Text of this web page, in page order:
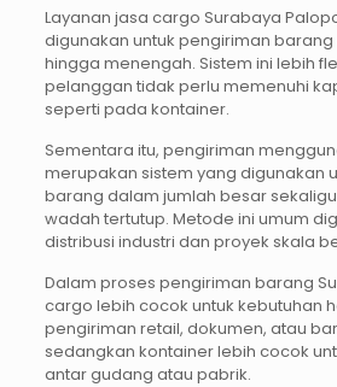
Layanan jasa cargo Surabaya
digunakan untuk pengiriman
hingga menengah. Sistem ini lebih
pelanggan tidak perlu memenuhi
seperti pada kontainer.
Sementara itu, pengiriman
merupakan sistem yang digunakan
barang dalam jumlah besar
wadah tertutup. Metode ini umum
distribusi industri dan proyek skala
Dalam proses pengiriman barang
cargo lebih cocok untuk kebutuhan
pengiriman retail, dokumen, atau
sedangkan kontainer lebih cocok
antar gudang atau pabrik.